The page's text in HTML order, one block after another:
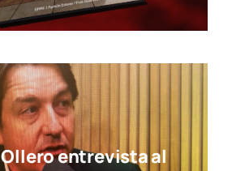
entrevista al